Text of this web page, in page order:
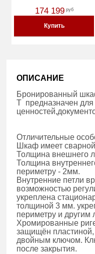
174 199 руб
Купить
ОПИСАНИЕ
Бронированный
T предназначен для
Отличительные
Шкаф имеет
Толщина внешнего
Толщина
периметру - 2мм.
Внутренние петли
возможностью
укреплена
толщиной 3 мм.
периметру и
Хромированные
защищён пластиной,
двойным ключом.
после закрытия.